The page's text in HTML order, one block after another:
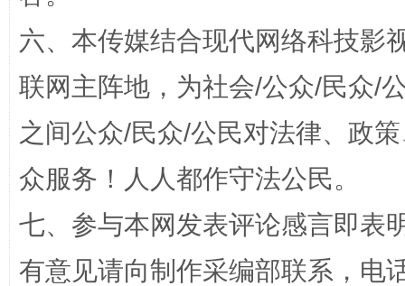
“蜀中异人”王建安的艺术幻境
六、本传媒结合现代网络科技影
联网主阵地，为社会/公众/民众/
之间公众/民众/公民对法律、政
众服务！人人都作守法公民。
七、参与本网发表评论感言即表
有意见请向制作采编部联系，电